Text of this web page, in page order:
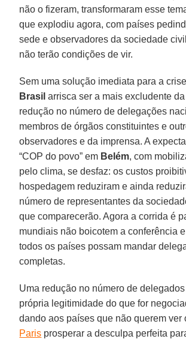
não o fizeram, transformaram esse
que explodiu agora, com países
sede e observadores da sociedade
não terão condições de vir.
Sem uma solução imediata para a
Brasil arrisca ser a mais excludente
redução no número de delegações
membros de órgãos constituintes e
observadores e da imprensa. A
“COP do povo” em Belém, com
pelo clima, se desfaz: os custos
hospedagem reduziram e ainda
número de representantes da
que comparecerão. Agora a corrida é
mundiais não boicotem a conferência
todos os países possam mandar
completas.
Uma redução no número de
própria legitimidade do que for
dando aos países que não querem ver
Paris prosperar a desculpa perfeita